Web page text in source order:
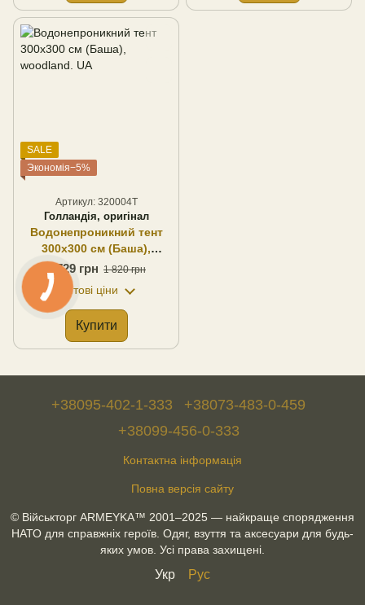
SALE
Экономія−5%
Артикул: 320004T
Голландія, оригінал
Водонепроникний тент
300х300 см (Баша),
woodland. UA
1 729 грн 1 820 грн
Оптові ціни
Купити
+38095-402-1-333
+38073-483-0-459
+38099-456-0-333
Контактна інформація
Повна версія сайту
© Військторг ARMEYKA™ 2001–2025 — найкраще спорядження
НАТО для справжніх героїв. Одяг, взуття та аксесуари для будь-
яких умов. Усі права захищені.
Укр Рус